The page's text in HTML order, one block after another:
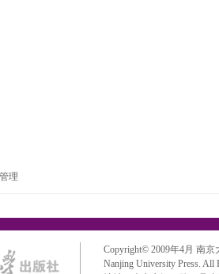
Copyright© 2009年4月 南京
Nanjing University Press. All